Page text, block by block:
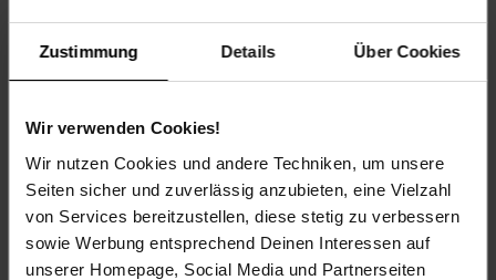
Zustimmung Details Über Cookies
Wir verwenden Cookies!
Wir nutzen Cookies und andere Techniken, um unsere
Seiten sicher und zuverlässig anzubieten, eine Vielzahl
von Services bereitzustellen, diese stetig zu verbessern
sowie Werbung entsprechend Deinen Interessen auf
unserer Homepage, Social Media und Partnerseiten
Technische Daten
Front: Blaugrau
Maße
200 x 81,6 x 46 cm (BxHxT)
Gewicht